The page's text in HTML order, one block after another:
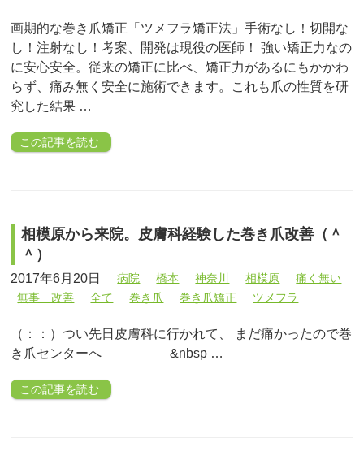
画期的な巻き爪矯正「ツメフラ矯正法」手術なし！切開な
し！注射なし！考案、開発は現役の医師！ 強い矯正力なの
に安心安全。従来の矯正に比べ、矯正力があるにもかかわ
らず、痛み無く安全に施術できます。これも爪の性質を研
究した結果 …
この記事を読む
相模原から来院。皮膚科経験した巻き爪改善（＾
＾）
2017年6月20日 病院 橋本 神奈川 相模原
痛く無い
無事 改善
全て 巻き爪 巻き爪矯正 ツメフラ
（：：）つい先日皮膚科に行かれて、 まだ痛かったので巻
き爪センターへ &nbsp …
この記事を読む